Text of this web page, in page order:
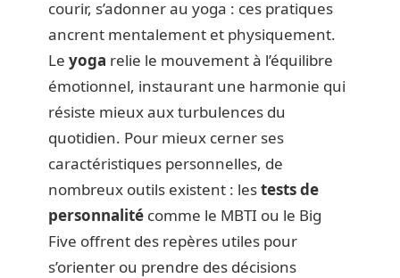
courir, s’adonner au yoga : ces pratiques
ancrent mentalement et physiquement.
Le yoga relie le mouvement à l’équilibre
émotionnel, instaurant une harmonie qui
résiste mieux aux turbulences du
quotidien. Pour mieux cerner ses
caractéristiques personnelles, de
nombreux outils existent : lestests de
personnalité comme le MBTI ou le Big
Five offrent des repères utiles pour
s’orienter ou prendre des décisions